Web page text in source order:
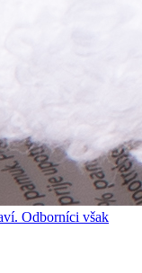
Odborníci však